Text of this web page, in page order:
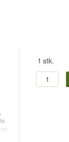
1 stk.